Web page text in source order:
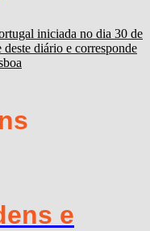
iniciada no dia 30 de
diário e corresponde
e